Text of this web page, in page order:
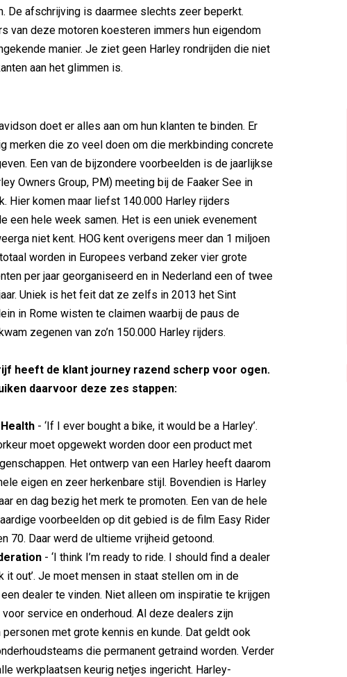
De afschrijving is daarmee slechts zeer beperkt.
van deze motoren koesteren immers hun eigendom
manier. Je ziet geen Harley rondrijden die niet
aan het glimmen is.
doet er alles aan om hun klanten te binden. Er
merken die zo veel doen om die merkbinding concrete
Een van de bijzondere voorbeelden is de jaarlijkse
Owners Group, PM) meeting bij de Faaker See in
Hier komen maar liefst 140.000 Harley rijders
een hele week samen. Het is een uniek evenement
niet kent. HOG kent overigens meer dan 1 miljoen
worden in Europees verband zeker vier grote
per jaar georganiseerd en in Nederland een of twee
Uniek is het feit dat ze zelfs in 2013 het Sint
in Rome wisten te claimen waarbij de paus de
zegenen van zo’n 150.000 Harley rijders.
heeft de klant journey razend scherp voor ogen.
daarvoor deze zes stappen:
- ‘If I ever bought a bike, it would be a Harley’.
moet opgewekt worden door een product met
Het ontwerp van een Harley heeft daarom
eigen en zeer herkenbare stijl. Bovendien is Harley
en dag bezig het merk te promoten. Een van de hele
voorbeelden op dit gebied is de film Easy Rider
70. Daar werd de ultieme vrijheid getoond.
- ‘I think I’m ready to ride. I should find a dealer
it out’. Je moet mensen in staat stellen om in de
dealer te vinden. Niet alleen om inspiratie te krijgen
voor service en onderhoud. Al deze dealers zijn
met grote kennis en kunde. Dat geldt ook
die permanent getraind worden. Verder
werkplaatsen keurig netjes ingericht. Harley-